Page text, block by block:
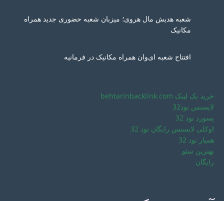
شعبه هدیش مال هروی؛ میزبان شعبه حضوری جدید همراه
مکانیک
افتتاح شعبه ای‌وان همراه مکانیک در فرمانیه
خرید بک لینک behtarinbacklink.com
لایسنس نود32
پسورد نود 32
اوکلی لایسنس رایگان نود 32
همیار نود 32
بهترین سئو
رایگان